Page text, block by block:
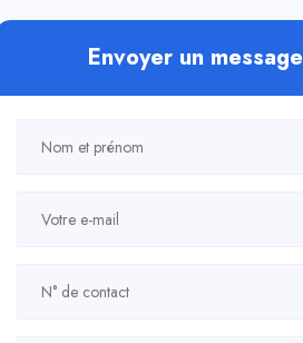
Envoyer un message